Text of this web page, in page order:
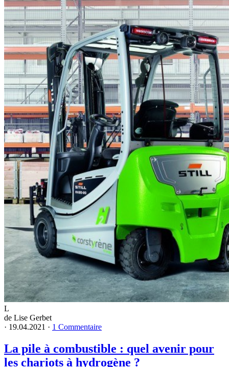
L
de Lise Gerbet
· 19.04.2021 · 1 Commentaire
La pile à combustible : quel avenir pour
les chariots à hydrogène ?